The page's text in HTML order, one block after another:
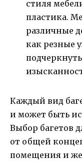
стиля
пластика.
различные
как резные
Каждый вид
и может быть
Выбор багетов
от общей
помещения и